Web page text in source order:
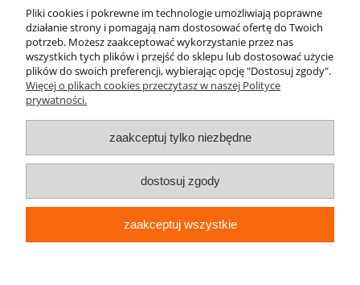
INFORMACJE
KILKA SŁÓW O NAS
Pliki cookies i pokrewne im technologie umożliwiają poprawne
działanie strony i pomagają nam dostosować ofertę do Twoich
potrzeb. Możesz zaakceptować wykorzystanie przez nas
wszystkich tych plików i przejść do sklepu lub dostosować użycie
plików do swoich preferencji, wybierając opcję "Dostosuj zgody".
Więcej o plikach cookies przeczytasz w naszej Polityce
prywatności.
zaakceptuj tylko niezbędne
dostosuj zgody
zaakceptuj wszystkie